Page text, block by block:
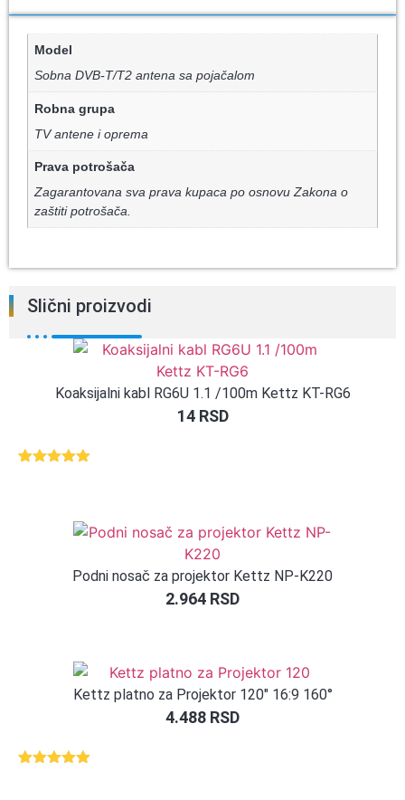
Model
Sobna DVB-T/T2 antena sa pojačalom
Robna grupa
TV antene i oprema
Prava potrošača
Zagarantovana sva prava kupaca po osnovu Zakona o
zaštiti potrošača.
Slični proizvodi
Koaksijalni kabl RG6U 1.1 /100m Kettz KT-RG6
14 RSD
Podni nosač za projektor Kettz NP-K220
2.964 RSD
Kettz platno za Projektor 120″ 16:9 160°
4.488 RSD